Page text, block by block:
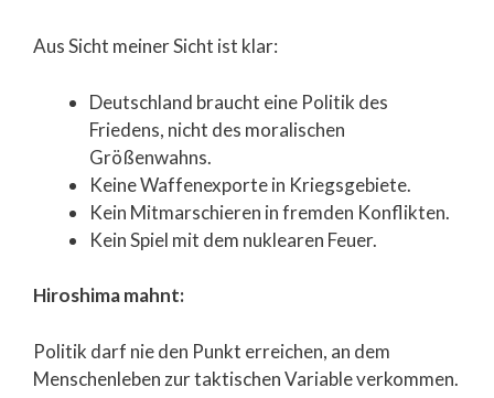
Aus Sicht meiner Sicht ist klar:
Deutschland braucht eine Politik des
Friedens, nicht des moralischen
Größenwahns.
Keine Waffenexporte in Kriegsgebiete.
Kein Mitmarschieren in fremden Konflikten.
Kein Spiel mit dem nuklearen Feuer.
Hiroshima mahnt:
Politik darf nie den Punkt erreichen, an dem
Menschenleben zur taktischen Variable verkommen.